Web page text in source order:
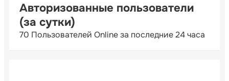
Авторизованные пользователи
(за сутки)
70 Пользователей Online за последние 24 часа